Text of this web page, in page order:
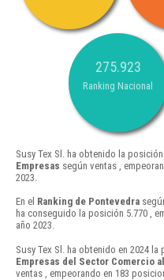
275.923
Ranking Nacional
Susy Tex Sl. ha obtenido la posición
Empresas según ventas ,
2023.
En el Ranking de Pontevedra
ha conseguido la posición 5.770 ,
año 2023.
Susy Tex Sl. ha obtenido en 2024 la
Empresas del Sector Comercio
ventas , empeorando en 183